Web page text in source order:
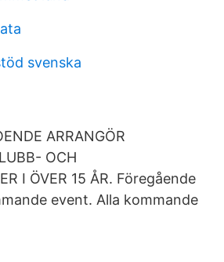
svenska
ARRANGÖR
OCH
I ÖVER 15 ÅR. Föregående
event. Alla kommande